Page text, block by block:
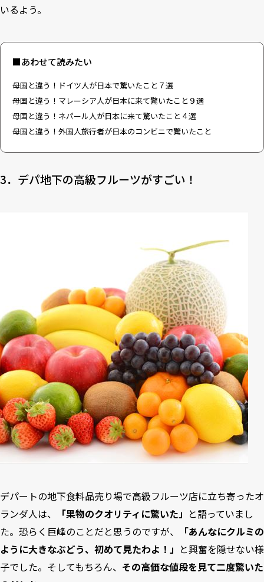
いるよう。
■あわせて読みたい
母国と違う！ドイツ人が日本で驚いたこと７選
母国と違う！マレーシア人が日本に来て驚いたこと９選
母国と違う！ネパール人が日本に来て驚いたこと４選
母国と違う！外国人旅行者が日本のコンビニで驚いたこと
3．デパ地下の高級フルーツがすごい！
デパートの地下食料品売り場で高級フルーツ店に立ち寄ったオ
ランダ人は、
「果物のクオリティに驚いた」 と語っていまし
た。恐らく巨峰のことだと思うのですが、
「あんなにクルミの
ように大きなぶどう、初めて見たわよ！」 と興奮を隠せない様
子でした。そしてもちろん、 その高価な値段を見て二度驚いた